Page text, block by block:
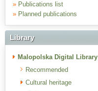
» Publications list
» Planned publications
Library
Malopolska Digital Library
Recommended
Cultural heritage